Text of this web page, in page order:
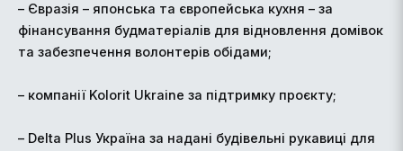
– Євразія – японська та європейська кухня – за
фінансування будматеріалів для відновлення домівок
та забезпечення волонтерів обідами;
– компанії Kolorit Ukraine за підтримку проєкту;
– Delta Plus Україна за надані будівельні рукавиці для